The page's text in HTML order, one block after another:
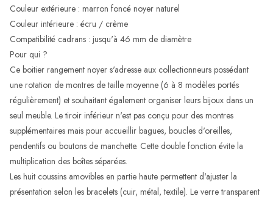
Couleur extérieure : marron foncé noyer naturel
Couleur intérieure : écru / crème
Compatibilité cadrans : jusqu'à 46 mm de diamètre
Pour qui ?
Ce boitier rangement noyer s'adresse aux collectionneurs possédant
une rotation de montres de taille moyenne (6 à 8 modèles portés
régulièrement) et souhaitant également organiser leurs bijoux dans un
seul meuble. Le tiroir inférieur n'est pas conçu pour des montres
supplémentaires mais pour accueillir bagues, boucles d'oreilles,
pendentifs ou boutons de manchette. Cette double fonction évite la
multiplication des boîtes séparées.
Les huit coussins amovibles en partie haute permettent d'ajuster la
présentation selon les bracelets (cuir, métal, textile). Le verre transparent